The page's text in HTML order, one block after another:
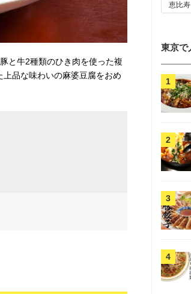
と牛2種類のひき肉を使った複
品な味わいの麻婆豆腐をおめ
恵比寿
東京で